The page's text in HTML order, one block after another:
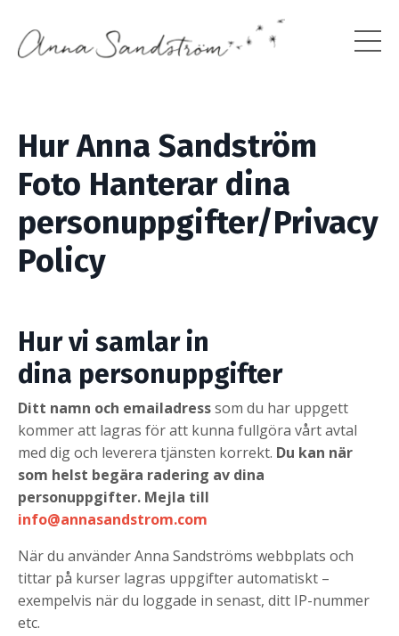
Hur Anna Sandström
Foto Hanterar dina
personuppgifter/Privacy
Policy
Hur vi samlar in
dina personuppgifter
Ditt namn och emailadresssom du har uppgett
kommer att lagras för att kunna fullgöra vårt avtal
med dig och leverera tjänsten korrekt. Du kan när
som helst begära radering av dina
personuppgifter. Mejla till
info@annasandstrom.com
När du använder Anna Sandströms webbplats och
tittar på kurser lagras uppgifter automatiskt –
exempelvis när du loggade in senast, ditt IP-nummer
etc.